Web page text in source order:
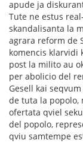
apude ja
Tute ne estus
skandalisanta la
agrara reform de
komencis klarvidi
post la milito au
per abolicio del
Gesell kai
de tuta la popolo,
ofertata qviel
del popolo,
qviu samtempe